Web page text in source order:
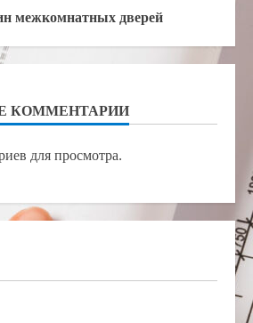
межкомнатных дверей
КОММЕНТАРИИ
для просмотра.